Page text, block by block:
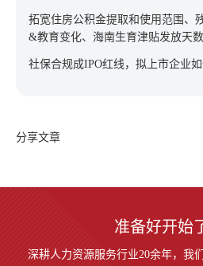
拓宽住房公积金提取和使用范围、
&教育变化、海南生育津贴发放天
社保合规成IPO红线，拟上市企业如
分享文章
准备好开始
深耕人力资源服务行业20余年，我